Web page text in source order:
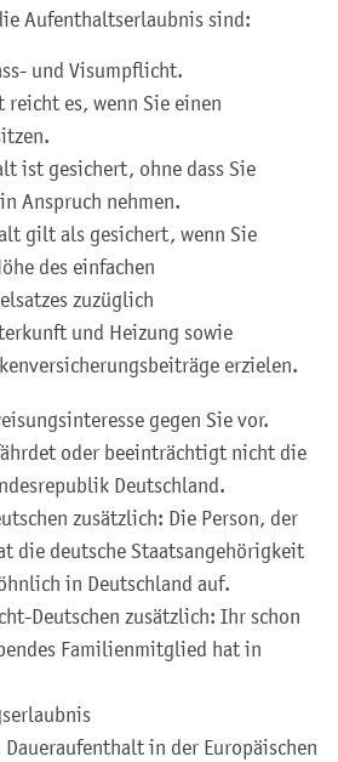
Aufenthaltserlaubnis sind:
und Visumpflicht.
reicht es, wenn Sie einen
ist gesichert, ohne dass Sie
Anspruch nehmen.
gilt als gesichert, wenn Sie
des einfachen
zuzüglich
und Heizung sowie
erzielen.
gegen Sie vor.
oder beeinträchtigt nicht die
Deutschland.
zusätzlich: Die Person, der
die deutsche Staatsangehörigkeit
in Deutschland auf.
Deutschen zusätzlich: Ihr schon
Familienmitglied hat in
Daueraufenthalt in der Europäischen